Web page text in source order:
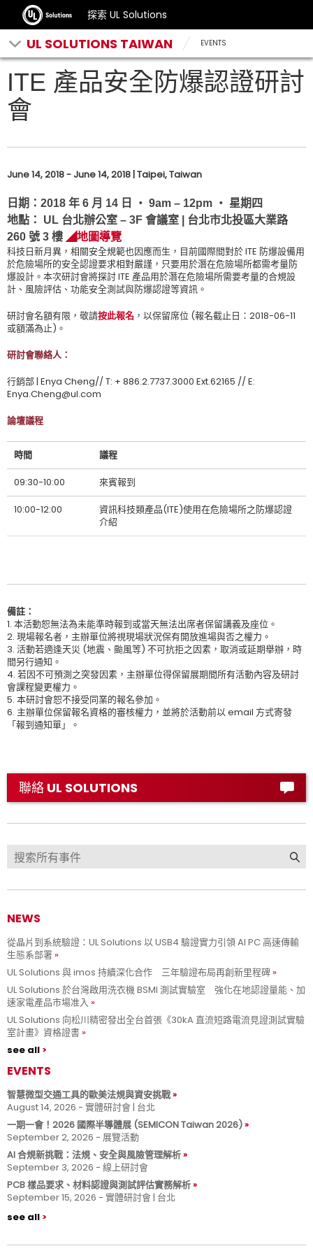
探索 UL Solutions
UL SOLUTIONS TAIWAN EVENTS
ITE 產品安全防爆認證研討
會
June 14, 2018 - June 14, 2018 | Taipei, Taiwan
日期：2018 年 6 月 14 日 ‧ 9am – 12pm ‧ 星期四
地點： UL 台北辦公室 – 3F 會議室 | 台北市北投區大業路
260 號 3 樓 ◢地圖導覽
科技日新月異，相關安全規範也因應而生，目前國際間對於 ITE 防爆設備用
於危險場所的安全認證要求相對嚴謹，只要用於潛在危險場所都需考量防
爆設計。本次研討會將探討 ITE 產品用於潛在危險場所需要考量的合規設
計、風險評估、功能安全測試與防爆認證等資訊。
研討會名額有限，敬請按此報名 ，以保留席位 (報名截止日：2018-06-11
或額滿為止)。
研討會聯絡人：
行銷部 | Enya Cheng// T: + 886.2.7737.3000 Ext.62165 // E:
Enya.Cheng@ul.com
論壇議程
時間 議程
09:30-10:00 來賓報到
10:00-12:00
資訊科技類產品(ITE)使用在危險場所之防爆認證
介紹
備註：
1. 本活動恕無法為未能準時報到或當天無法出席者保留講義及座位。
2. 現場報名者，主辦單位將視現場狀況保有開放進場與否之權力。
3. 活動若適逢天災 (地震、颱風等) 不可抗拒之因素，取消或延期舉辦，時
間另行通知。
4. 若因不可預測之突發因素，主辦單位得保留展期間所有活動內容及研討
會課程變更權力。
5. 本研討會恕不接受同業的報名參加。
6. 主辦單位保留報名資格的審核權力，並將於活動前以 email 方式寄發
「報到通知單」。
聯絡 UL SOLUTIONS
NEWS
從晶片到系統驗證：UL Solutions 以 USB4 驗證實力引領 AI PC 高速傳輸
生態系部署
UL Solutions 與 imos 持續深化合作 三年驗證布局再創新里程碑
UL Solutions 於台灣啟用洗衣機 BSMI 測試實驗室 強化在地認證量能、加
速家電產品市場准入
UL Solutions 向松川精密發出全台首張《30kA 直流短路電流見證測試實驗
室計畫》資格證書
see all
EVENTS
智慧微型交通工具的歐美法規與資安挑戰
August 14, 2026 - 實體研討會 | 台北
一期一會！2026 國際半導體展 (SEMICON Taiwan 2026)
September 2, 2026 - 展覽活動
AI 合規新挑戰：法規、安全與風險管理解析
September 3, 2026 - 線上研討會
PCB 樣品要求、材料認證與測試評估實務解析
September 15, 2026 - 實體研討會 | 台北
see all